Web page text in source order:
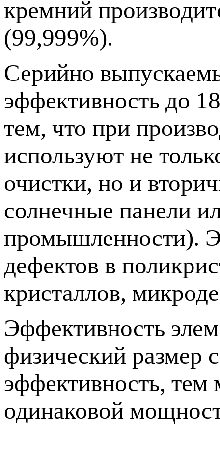
кремний
(99,999%).
Серийно
эффективность до
тем, что при
используют не
очистки, но и
солнечные панели
промышленности).
дефектов в
кристаллов,
Эффективность
физический размер
эффективность,
одинаковой